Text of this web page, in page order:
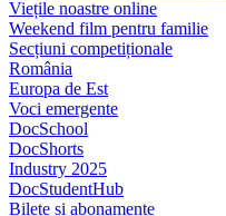
Viețile noastre online
Weekend film pentru familie
Secțiuni competiționale
România
Europa de Est
Voci emergente
DocSchool
DocShorts
Industry 2025
DocStudentHub
Bilete și abonamente